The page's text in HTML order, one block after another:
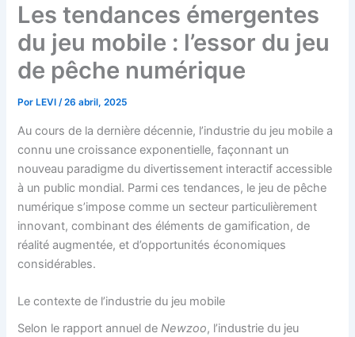
Les tendances émergentes
du jeu mobile : l’essor du jeu
de pêche numérique
Por LEVI/26 abril, 2025
Au cours de la dernière décennie, l’industrie du jeu mobile a
connu une croissance exponentielle, façonnant un
nouveau paradigme du divertissement interactif accessible
à un public mondial. Parmi ces tendances, le jeu de pêche
numérique s’impose comme un secteur particulièrement
innovant, combinant des éléments de gamification, de
réalité augmentée, et d’opportunités économiques
considérables.
Le contexte de l’industrie du jeu mobile
Selon le rapport annuel deNewzoo, l’industrie du jeu